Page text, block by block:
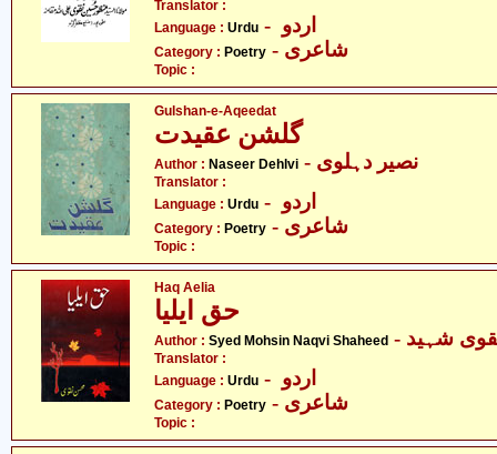
Translator :
Language : Urdu
Category : Poetry - شاعری
Topic :
Gulshan-e-Aqeedat
گلشن عقیدت
Author : Naseer Dehlvi - نصیر دہلوی
Translator :
Language : Urdu
Category : Poetry - شاعری
Topic :
Haq Aelia
حق ایلیا
Author : Syed Mohsin Naqvi Shaheed شہید
Translator :
Language : Urdu
Category : Poetry - شاعری
Topic :